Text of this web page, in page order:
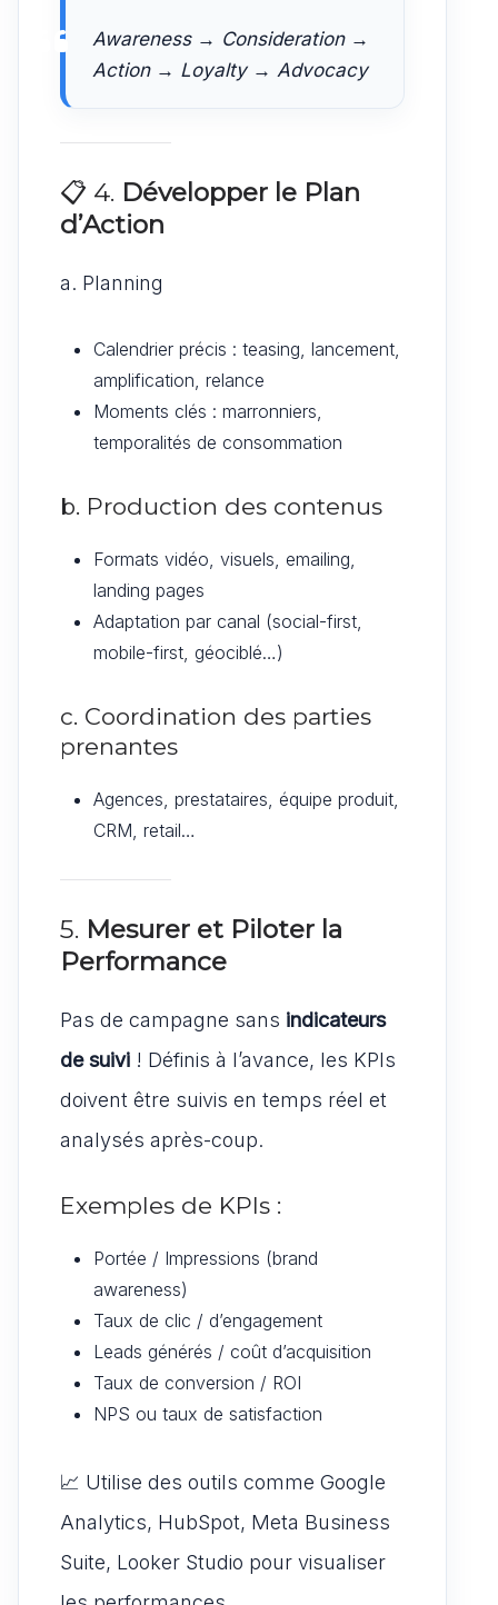
Awareness → Consideration →
Action → Loyalty → Advocacy
📋 4. Développer le Plan
d’Action
a. Planning
Calendrier précis : teasing, lancement,
amplification, relance
Moments clés : marronniers,
temporalités de consommation
b. Production des contenus
Formats vidéo, visuels, emailing,
landing pages
Adaptation par canal (social-first,
mobile-first, géociblé…)
c. Coordination des parties
prenantes
Agences, prestataires, équipe produit,
CRM, retail…
5. Mesurer et Piloter la
Performance
Pas de campagne sans indicateurs
de suivi ! Définis à l’avance, les KPIs
doivent être suivis en temps réel et
analysés après-coup.
Exemples de KPIs :
Portée / Impressions (brand
awareness)
Taux de clic / d’engagement
Leads générés / coût d’acquisition
Taux de conversion / ROI
NPS ou taux de satisfaction
📈 Utilise des outils comme Google
Analytics, HubSpot, Meta Business
Suite, Looker Studio pour visualiser